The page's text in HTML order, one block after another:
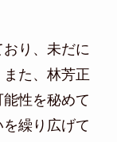
り、未だに
た、林芳正
性を秘めて
繰り広げて